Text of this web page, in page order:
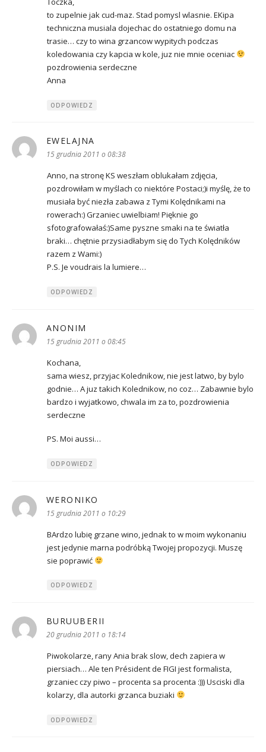
to zupelnie jak cud-maz. Stad pomysl wlasnie. EKipa
techniczna musiala dojechac do ostatniego domu na
trasie… czy to wina grzancow wypitych podczas
koledowania czy kapcia w kole, juz nie mnie oceniac
pozdrowienia serdeczne
Anna
ODPOWIEDZ
EWELAJNA
15 grudnia 2011 o 08:38
Anno, na stronę KS weszłam oblukałam zdjęcia,
pozdrowiłam w myślach co niektóre Postaci;)i myślę, że to
musiała być niezła zabawa z Tymi Kolędnikami na
rowerach:) Grzaniec uwielbiam! Pięknie go
sfotografowałaś:)Same pyszne smaki na te światła
braki… chętnie przysiadłabym się do Tych Kolędników
razem z Wami:)
P.S. Je voudrais la lumiere…
ODPOWIEDZ
ANONIM
15 grudnia 2011 o 08:45
Kochana,
sama wiesz, przyjac Kolednikow, nie jest latwo, by bylo
godnie… A juz takich Kolednikow, no coz… Zabawnie bylo
bardzo i wyjatkowo, chwala im za to, pozdrowienia
serdeczne
PS. Moi aussi…
ODPOWIEDZ
WERONIKO
15 grudnia 2011 o 10:29
BArdzo lubię grzane wino, jednak to w moim wykonaniu
jest jedynie marna podróbką Twojej propozycji. Muszę
sie poprawić
ODPOWIEDZ
BURUUBERII
20 grudnia 2011 o 18:14
Piwokolarze, rany Ania brak slow, dech zapiera w
piersiach… Ale ten Président de FIGI jest formalista,
grzaniec czy piwo – procenta sa procenta :))) Usciski dla
kolarzy, dla autorki grzanca buziaki
ODPOWIEDZ